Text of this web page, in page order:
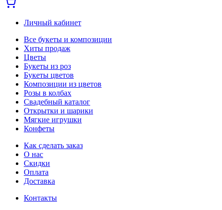
Личный кабинет
Все букеты и композиции
Хиты продаж
Цветы
Букеты из роз
Букеты цветов
Композиции из цветов
Розы в колбах
Свадебный каталог
Открытки и шарики
Мягкие игрушки
Конфеты
Как сделать заказ
О нас
Скидки
Оплата
Доставка
Контакты